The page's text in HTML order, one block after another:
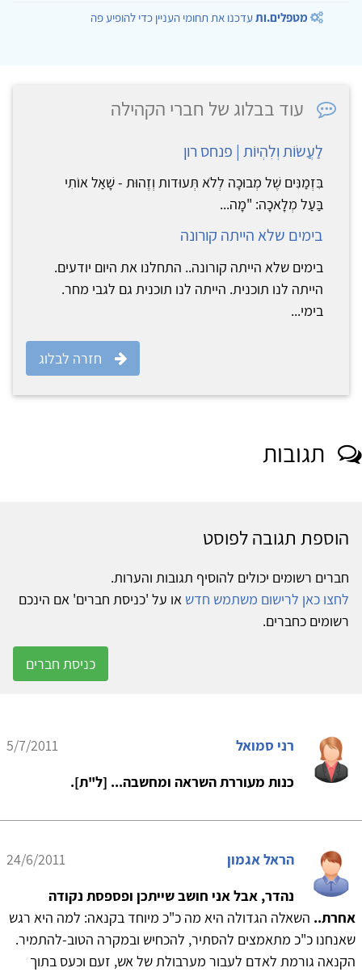
מטפלים.ותעדכנו את תחומי העניין כדי להופיע פה
עוד בבלוג של חברי הקהילה
לַעֲשׂוֹת וְלִהְיוֹת | פנחס רון
בִּזְמַנִּים שֶׁל מְבוּכָה לְלֹא תְּעוּדות וְזֶהוּת - שָׁאַל אוֹתִי
בַּעַל מְלָאכָה: "מָה...
בימים שלא הייתה קורונה
בימים שלא הייתה קורונה.. התחלנו את היום יודעים.
הייתה לנו תוכנית. הייתה לנו תוכנית גם לגבי מחר.
בימי...
חזרה לבלוג
תגובות
הוספת תגובה לפוסט
חברים רשומים יכולים להוסיף תגובות והערות.
לחצו כאן לרישום משתמש חדש או על 'כניסת חברים' אם הינכם
רשומים כחברים.
כניסת חברים
רני סמואל
5/7/2011
כנות מעוררת השראה ומחשבה... [ל"ת].
הראל אגמון
24/6/2011
נהדר, אבל אני חושב שייתכן ופספסת נקודה
אחרת.. השאלה הגדולה היא מה כ"כ מיוחד בקנאה: למה היא רגש
שאנחנו כ"כ מתאמצים להסתיר, להכחיש ובמקרה הטוב-להתמיר.
הקנאה גורמת לאדם לעבור מערבולת של אש, זעם וכעס בתוך